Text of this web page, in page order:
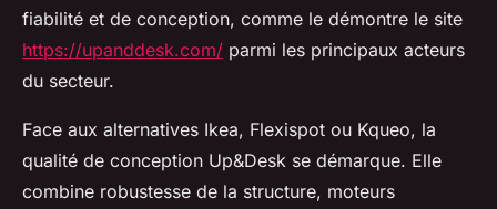
fiabilité et de conception, comme le démontre le site
https://upanddesk.com/ parmi les principaux acteurs
du secteur.
Face aux alternatives Ikea, Flexispot ou Kqueo, la
qualité de conception Up&Desk se démarque. Elle
combine robustesse de la structure, moteurs